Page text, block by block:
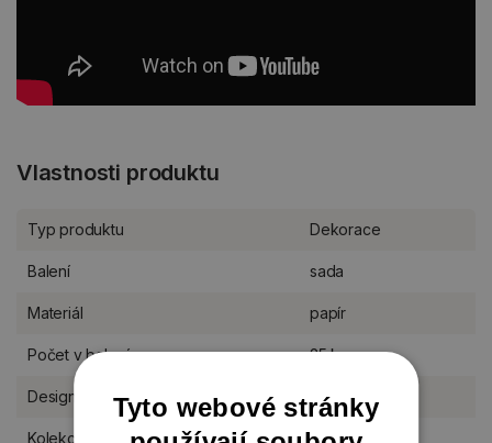
Vlastnosti produktu
Typ produktu Dekorace
Balení sada
Materiál papír
Počet v balení 25 ks
Designér Studio Light
Kolekce Studio Light Essentials
Tyto webové stránky